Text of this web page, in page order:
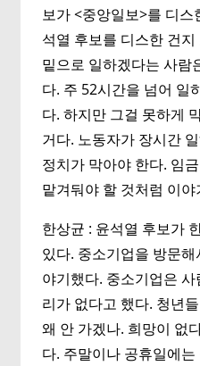
보가 <중앙일보>를 디
석열 후보를 디스한 건
밑으로 일하겠다는 사람
다. 주 52시간을 넘어 일
다. 하지만 그걸 못하게
거다. 노동자가 장시간
정치가 막아야 한다. 임
맡겨둬야 할 것처럼 이
한상균 : 윤석열 후보가
있다. 중소기업을 방문
야기했다. 중소기업은
리가 없다고 했다. 청년
왜 안 가겠나. 희망이 없
다. 주말이나 공휴일에